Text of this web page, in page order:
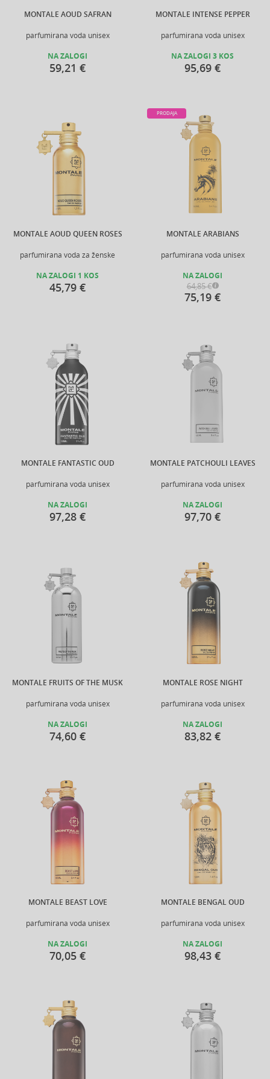
MONTALE AOUD SAFRAN
parfumirana voda unisex
NA ZALOGI
59,21 €
MONTALE INTENSE PEPPER
parfumirana voda unisex
NA ZALOGI 3 KOS
95,69 €
MONTALE AOUD QUEEN ROSES
parfumirana voda za ženske
NA ZALOGI 1 KOS
45,79 €
MONTALE ARABIANS
parfumirana voda unisex
PRODAJA
NA ZALOGI
64,85 €
75,19 €
MONTALE FANTASTIC OUD
parfumirana voda unisex
NA ZALOGI
97,28 €
MONTALE PATCHOULI LEAVES
parfumirana voda unisex
NA ZALOGI
97,70 €
MONTALE FRUITS OF THE MUSK
parfumirana voda unisex
NA ZALOGI
74,60 €
MONTALE ROSE NIGHT
parfumirana voda unisex
NA ZALOGI
83,82 €
MONTALE BEAST LOVE
parfumirana voda unisex
NA ZALOGI
70,05 €
MONTALE BENGAL OUD
parfumirana voda unisex
NA ZALOGI
98,43 €